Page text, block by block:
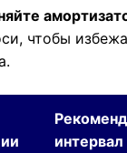
чтобы